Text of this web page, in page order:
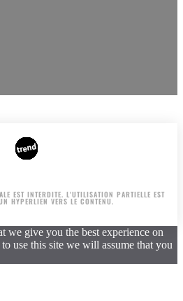
EST INTERDITE. L'UTILISATION PARTIELLE EST
HYPERLIEN VERS LE CONTENU.
we give you the best experience on
use this site we will assume that you